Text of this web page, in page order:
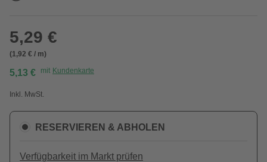
5,29 €
(1,92 € / m)
5,13 € mit Kundenkarte
Inkl. MwSt.
RESERVIEREN & ABHOLEN
Verfügbarkeit im Markt prüfen